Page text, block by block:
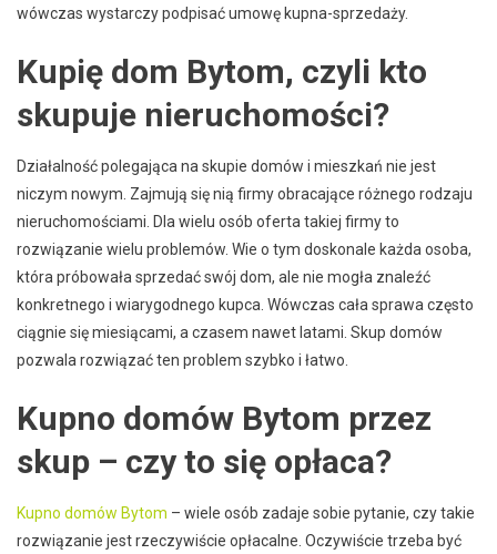
wówczas wystarczy podpisać umowę kupna-sprzedaży.
Kupię dom Bytom, czyli kto
skupuje nieruchomości?
Działalność polegająca na skupie domów i mieszkań nie jest
niczym nowym. Zajmują się nią firmy obracające różnego rodzaju
nieruchomościami. Dla wielu osób oferta takiej firmy to
rozwiązanie wielu problemów. Wie o tym doskonale każda osoba,
która próbowała sprzedać swój dom, ale nie mogła znaleźć
konkretnego i wiarygodnego kupca. Wówczas cała sprawa często
ciągnie się miesiącami, a czasem nawet latami. Skup domów
pozwala rozwiązać ten problem szybko i łatwo.
Kupno domów Bytom przez
skup – czy to się opłaca?
Kupno domów Bytom – wiele osób zadaje sobie pytanie, czy takie
rozwiązanie jest rzeczywiście opłacalne. Oczywiście trzeba być